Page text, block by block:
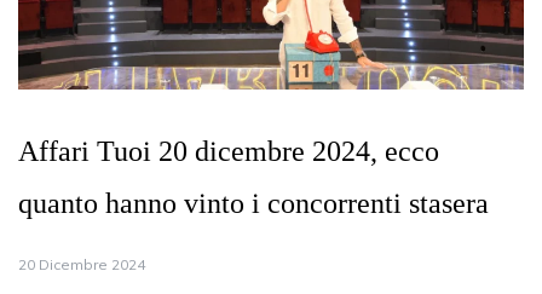
Affari Tuoi 20 dicembre 2024, ecco
quanto hanno vinto i concorrenti stasera
20 Dicembre 2024